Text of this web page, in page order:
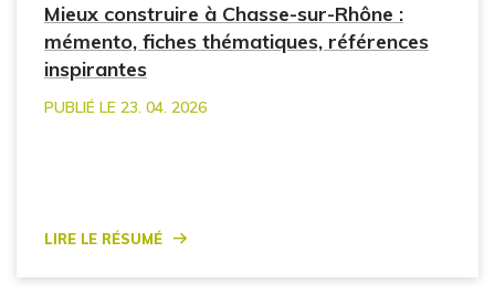
Mieux construire à Chasse-sur-Rhône :
mémento, fiches thématiques, références
inspirantes
PUBLIÉ LE 23. 04. 2026
Lire le résumé